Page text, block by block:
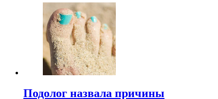
Подолог назвала причины